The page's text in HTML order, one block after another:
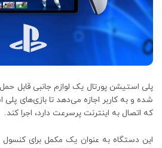
پلی استیشن پورتال یک لوازم جانبی قابل
که اتصال به اینترنت پرسرعت دارد، اجرا کند.